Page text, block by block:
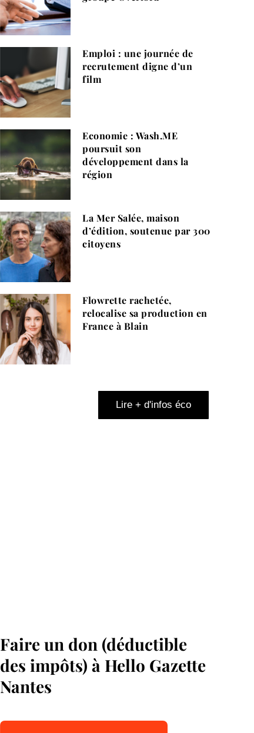
Emploi : une journée de
recrutement digne d’un
film
Economie : Wash.ME
poursuit son
développement dans la
région
La Mer Salée, maison
d’édition, soutenue par 300
citoyens
Flowrette rachetée,
relocalise sa production en
France à Blain
Lire + d'infos éco
Faire un don (déductible
des impôts) à Hello Gazette
Nantes